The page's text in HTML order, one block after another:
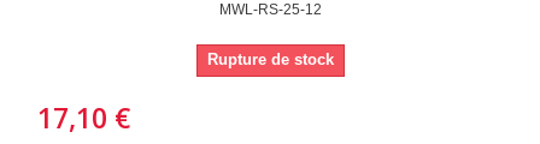
MWL-RS-25-12
Rupture de stock
17,10 €